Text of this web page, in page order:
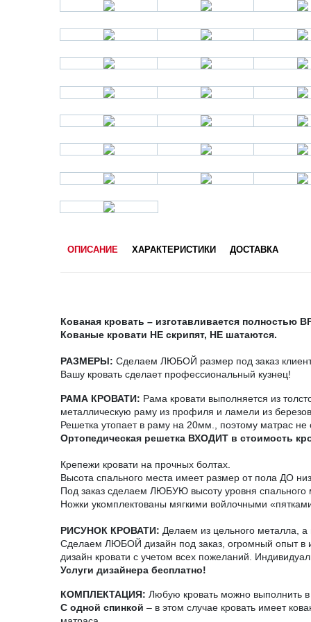
ОПИСАНИЕ ХАРАКТЕРИСТИКИ ДОСТАВКА
Кованая кровать – изготавливается полностью
Кованые кровати НЕ скрипят, НЕ шатаются.
РАЗМЕРЫ: Сделаем ЛЮБОЙ размер под заказ
Вашу кровать сделает профессиональный кузнец!
РАМА КРОВАТИ: Рама кровати выполняется из
металлическую раму из профиля и ламели из
Решетка утопает в раму на 20мм., поэтому матрас
Ортопедическая решетка ВХОДИТ в стоимость
Крепежи кровати на прочных болтах.
Высота спального места имеет размер от пола ДО
Под заказ сделаем ЛЮБУЮ высоту уровня спального
Ножки укомплектованы мягкими войлочными
РИСУНОК КРОВАТИ: Делаем из цельного металла, а
Сделаем ЛЮБОЙ дизайн под заказ, огромный опыт в
дизайн кровати с учетом всех пожеланий.
Услуги дизайнера бесплатно!
КОМПЛЕКТАЦИЯ: Любую кровать можно выполнить
С одной спинкой – в этом случае кровать имеет